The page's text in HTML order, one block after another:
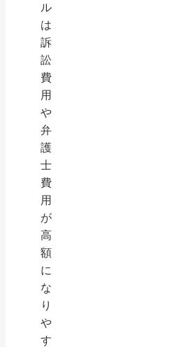
ル
は
訴
訟
費
用
や
弁
護
士
費
用
が
高
額
に
な
り
や
す